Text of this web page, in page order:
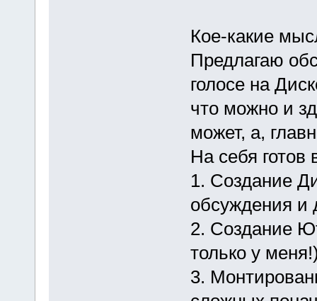
Кое-какие
Предлагаю
голосе на
что можно и
может, а,
На себя готов
1. Создание
обсуждения и
2. Создание
только у
3.